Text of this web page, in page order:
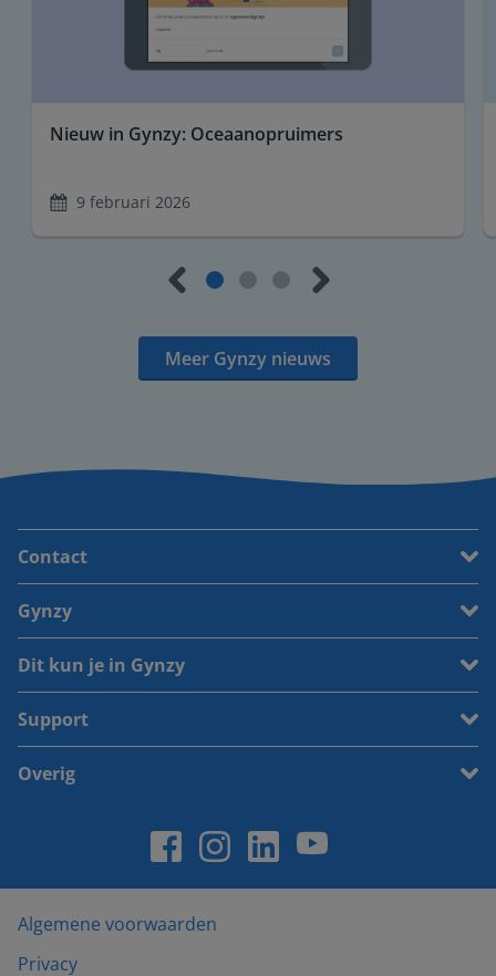
Nieuw in Gynzy: Oceaanopruimers
9 februari 2026
Meer Gynzy nieuws
Contact
Gynzy
Dit kun je in Gynzy
Support
Overig
Algemene voorwaarden
Privacy